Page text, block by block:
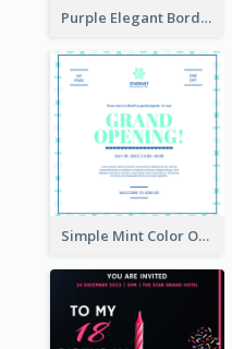
Purple Elegant Border With Photo Wedding Invitation
Simple Mint Color Opening Day Invitation Card Idea